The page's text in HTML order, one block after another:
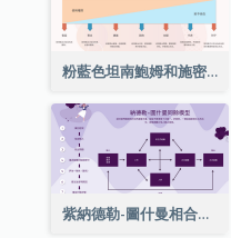
粉藍色坦南鮑姆和施密特的領導連續論戰略分析
紫納德勒-圖什曼相合型號戰略分析